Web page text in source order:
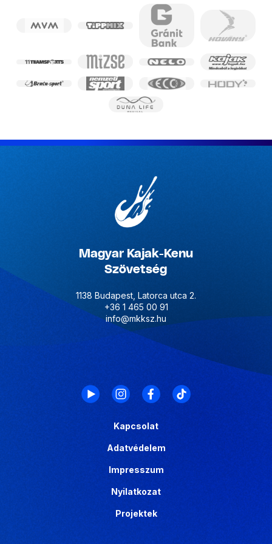
Magyar Kajak-Kenu
Szövetség
1138 Budapest, Latorca utca 2.
+36 1 465 00 91
info@mkksz.hu
Kapcsolat
Adatvédelem
Impresszum
Nyilatkozat
Projektek